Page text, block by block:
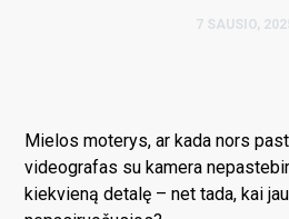
7 SAUSIO,
Mielos moterys, ar kada nors
videografas su kamera
kiekvieną detalę – net tada, kai